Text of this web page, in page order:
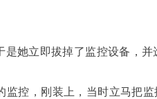
她立即拔掉了监控设备，并
控，刚装上，当时立马把